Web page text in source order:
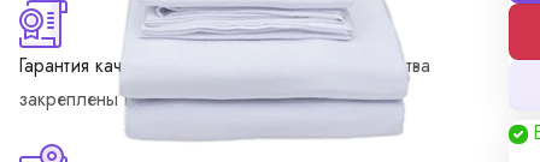
Гарантия качества
Финансовые гарантия качества
закреплены в договоре поставки